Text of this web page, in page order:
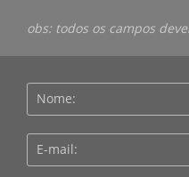
obs: todos os campos